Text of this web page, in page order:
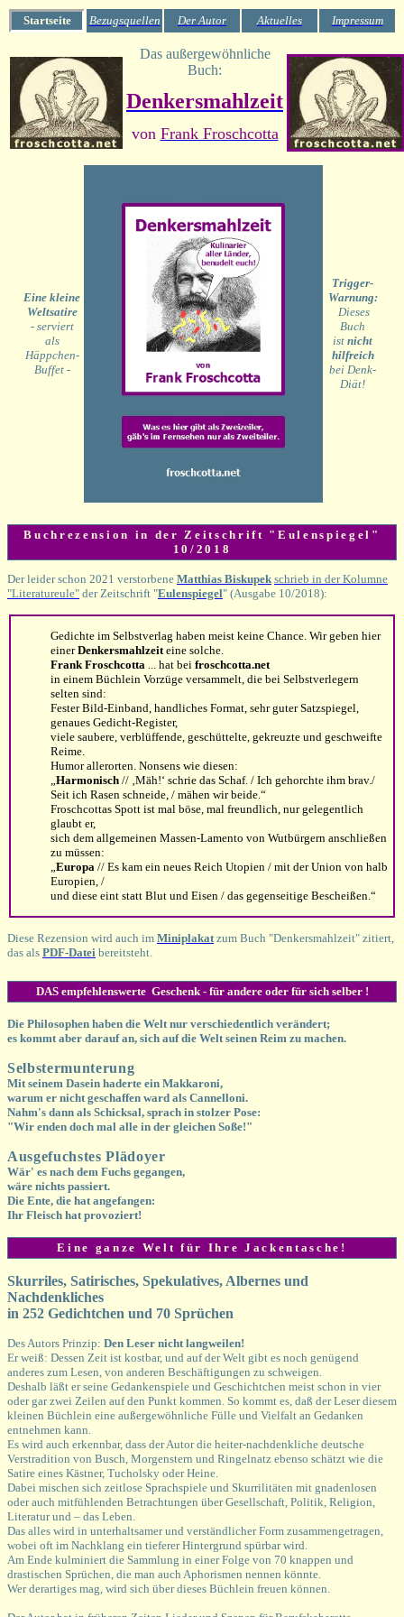
Startseite Bezugsquellen Der Autor Aktuelles Impressum
Das außergewöhnliche
Buch:
Denkersmahlzeit
von Frank Froschcotta
Eine kleine
Weltsatire
- serviert
als
Häppchen-
Buffet-
Trigger-
Warnung:
Dieses
Buch
ist nicht
hilfreich
bei Denk-
Diät!
Buchrezension in der Zeitschrift "Eulenspiegel"
10/2018
Der leider schon 2021 verstorbene Matthias Biskupek schrieb in der Kolumne
"Literatureule" der Zeitschrift "Eulenspiegel" (Ausgabe 10/2018):
Gedichte im Selbstverlag haben meist keine Chance. Wir geben hier
einerDenkersmahlzeiteine solche.
Frank Froschcotta ... hat bei froschcotta.net
in einem Büchlein Vorzüge versammelt, die bei Selbstverlegern
selten sind:
Fester Bild-Einband, handliches Format, sehr guter Satzspiegel,
genaues Gedicht-Register,
viele saubere, verblüffende, geschüttelte, gekreuzte und geschweifte
Reime.
Humor allerorten. Nonsens wie diesen:
„Harmonisch // ‚Mäh!‘ schrie das Schaf. / Ich gehorchte ihm brav./
Seit ich Rasen schneide, / mähen wir beide.“
Froschcottas Spott ist mal böse, mal freundlich, nur gelegentlich
glaubt er,
sich dem allgemeinen Massen-Lamento von Wutbürgern anschließen
zu müssen:
„Europa // Es kam ein neues Reich Utopien / mit der Union von halb
Europien, /
und diese eint statt Blut und Eisen / das gegenseitige Bescheißen.“
Diese Rezension wird auch im Miniplakatzum Buch "Denkersmahlzeit" zitiert,
das als PDF-Datei bereitsteht.
DAS empfehlenswerte Geschenk - für andere oder für sich selber !
Die Philosophen haben die Welt nur verschiedentlich verändert;
es kommt aber darauf an, sich auf die Welt seinen Reim zu machen.
Selbstermunterung
Mit seinem Dasein haderte ein Makkaroni,
warum er nicht geschaffen ward als Cannelloni.
Nahm's dann als Schicksal, sprach in stolzer Pose:
"Wir enden doch mal alle in der gleichen Soße!"
Ausgefuchstes Plädoyer
Wär' es nach dem Fuchs gegangen,
wäre nichts passiert.
Die Ente, die hat angefangen:
Ihr Fleisch hat provoziert!
Eine ganze Welt für Ihre Jackentasche!
Skurriles, Satirisches, Spekulatives, Albernes und
Nachdenkliches
in 252 Gedichtchen und 70 Sprüchen
Des Autors Prinzip: Den Leser nicht langweilen!
Er weiß: Dessen Zeit ist kostbar, und auf der Welt gibt es noch genügend
anderes zum Lesen, von anderen Beschäftigungen zu schweigen.
Deshalb läßt er seine Gedankenspiele und Geschichtchen meist schon in vier
oder gar zwei Zeilen auf den Punkt kommen. So kommt es, daß der Leser diesem
kleinen Büchlein eine außergewöhnliche Fülle und Vielfalt an Gedanken
entnehmen kann.
Es wird auch erkennbar, dass der Autor die heiter-nachdenkliche deutsche
Verstradition von Busch, Morgenstern und Ringelnatz ebenso schätzt wie die
Satire eines Kästner, Tucholsky oder Heine.
Dabei mischen sich zeitlose Sprachspiele und Skurrilitäten mit gnadenlosen
oder auch mitfühlenden Betrachtungen über Gesellschaft, Politik, Religion,
Literatur und – das Leben.
Das alles wird in unterhaltsamer und verständlicher Form zusammengetragen,
wobei oft im Nachklang ein tieferer Hintergrund spürbar wird.
Am Ende kulminiert die Sammlung in einer Folge von 70 knappen und
drastischen Sprüchen, die man auch Aphorismen nennen könnte.
Wer derartiges mag, wird sich über dieses Büchlein freuen können.